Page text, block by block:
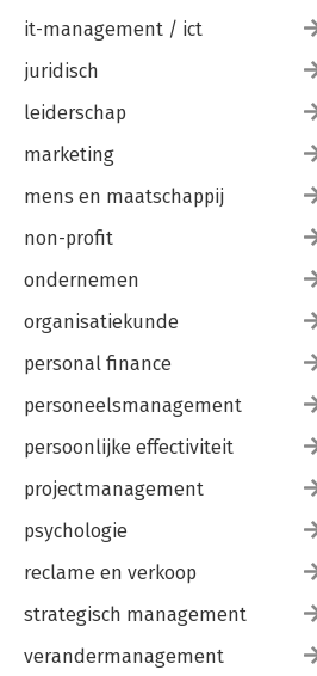
it-management / ict
juridisch
leiderschap
marketing
mens en maatschappij
non-profit
ondernemen
organisatiekunde
personal finance
personeelsmanagement
persoonlijke effectiviteit
projectmanagement
psychologie
reclame en verkoop
strategisch management
verandermanagement